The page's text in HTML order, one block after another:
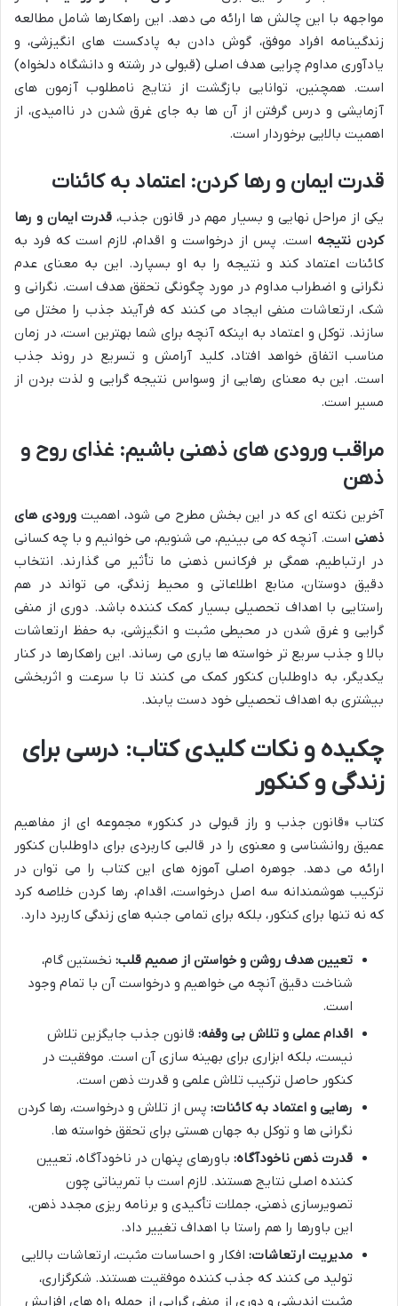
مواجهه با این چالش ها ارائه می دهد. این راهکارها شامل مطالعه
زندگینامه افراد موفق، گوش دادن به پادکست های انگیزشی، و
یادآوری مداوم چرایی هدف اصلی (قبولی در رشته و دانشگاه دلخواه)
است. همچنین، توانایی بازگشت از نتایج نامطلوب آزمون های
آزمایشی و درس گرفتن از آن ها به جای غرق شدن در ناامیدی، از
اهمیت بالایی برخوردار است.
قدرت ایمان و رها کردن: اعتماد به کائنات
یکی از مراحل نهایی و بسیار مهم در قانون جذب، قدرت ایمان و رها
کردن نتیجه است. پس از درخواست و اقدام، لازم است که فرد به
کائنات اعتماد کند و نتیجه را به او بسپارد. این به معنای عدم
نگرانی و اضطراب مداوم در مورد چگونگی تحقق هدف است. نگرانی و
شک، ارتعاشات منفی ایجاد می کنند که فرآیند جذب را مختل می
سازند. توکل و اعتماد به اینکه آنچه برای شما بهترین است، در زمان
مناسب اتفاق خواهد افتاد، کلید آرامش و تسریع در روند جذب
است. این به معنای رهایی از وسواس نتیجه گرایی و لذت بردن از
مسیر است.
مراقب ورودی های ذهنی باشیم: غذای روح و
ذهن
آخرین نکته ای که در این بخش مطرح می شود، اهمیتورودی های
ذهنی است. آنچه که می بینیم، می شنویم، می خوانیم و با چه کسانی
در ارتباطیم، همگی بر فرکانس ذهنی ما تأثیر می گذارند. انتخاب
دقیق دوستان، منابع اطلاعاتی و محیط زندگی، می تواند در هم
راستایی با اهداف تحصیلی بسیار کمک کننده باشد. دوری از منفی
گرایی و غرق شدن در محیطی مثبت و انگیزشی، به حفظ ارتعاشات
بالا و جذب سریع تر خواسته ها یاری می رساند. این راهکارها در کنار
یکدیگر، به داوطلبان کنکور کمک می کنند تا با سرعت و اثربخشی
بیشتری به اهداف تحصیلی خود دست یابند.
چکیده و نکات کلیدی کتاب: درسی برای
زندگی و کنکور
کتاب «قانون جذب و راز قبولی در کنکور» مجموعه ای از مفاهیم
عمیق روانشناسی و معنوی را در قالبی کاربردی برای داوطلبان کنکور
ارائه می دهد. جوهره اصلی آموزه های این کتاب را می توان در
ترکیب هوشمندانه سه اصل درخواست، اقدام، رها کردن خلاصه کرد
که نه تنها برای کنکور، بلکه برای تمامی جنبه های زندگی کاربرد دارد.
تعیین هدف روشن و خواستن از صمیم قلب: نخستین گام،
شناخت دقیق آنچه می خواهیم و درخواست آن با تمام وجود
است.
اقدام عملی و تلاش بی وقفه: قانون جذب جایگزین تلاش
نیست، بلکه ابزاری برای بهینه سازی آن است. موفقیت در
کنکور حاصل ترکیب تلاش علمی و قدرت ذهن است.
رهایی و اعتماد به کائنات: پس از تلاش و درخواست، رها کردن
نگرانی ها و توکل به جهان هستی برای تحقق خواسته ها.
قدرت ذهن ناخودآگاه: باورهای پنهان در ناخودآگاه، تعیین
کننده اصلی نتایج هستند. لازم است با تمریناتی چون
تصویرسازی ذهنی، جملات تأکیدی و برنامه ریزی مجدد ذهن،
این باورها را هم راستا با اهداف تغییر داد.
مدیریت ارتعاشات: افکار و احساسات مثبت، ارتعاشات بالایی
تولید می کنند که جذب کننده موفقیت هستند. شکرگزاری،
مثبت اندیشی و دوری از منفی گرایی از جمله راه های افزایش